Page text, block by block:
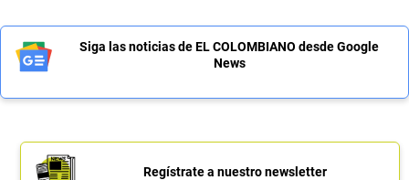
Siga las noticias de EL COLOMBIANO desde Google
News
Regístrate a nuestro newsletter